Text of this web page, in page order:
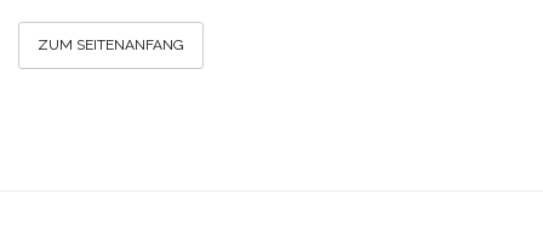
ZUM SEITENANFANG